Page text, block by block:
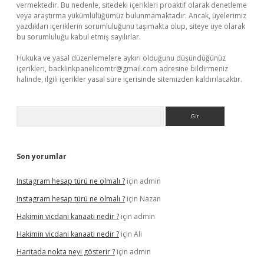
vermektedir. Bu nedenle, sitedeki içerikleri proaktif olarak denetleme
veya araştırma yükümlülüğümüz bulunmamaktadır. Ancak, üyelerimiz
yazdıkları içeriklerin sorumluluğunu taşımakta olup, siteye üye olarak
bu sorumluluğu kabul etmiş sayılırlar.
Hukuka ve yasal düzenlemelere aykırı olduğunu düşündüğünüz
içerikleri, backlinkpanelicomtr@gmail.com adresine bildirmeniz
halinde, ilgili içerikler yasal süre içerisinde sitemizden kaldırılacaktır.
Son yorumlar
Instagram hesap türü ne olmalı ? için admin
Instagram hesap türü ne olmalı ? için Nazan
Hakimin vicdani kanaati nedir ? için admin
Hakimin vicdani kanaati nedir ? için Ali
Haritada nokta neyi gösterir ? için admin